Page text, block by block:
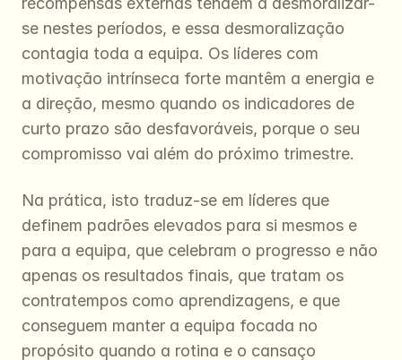
se nestes períodos, e essa desmoralização
contagia toda a equipa. Os líderes com
motivação intrínseca forte mantêm a energia e
a direção, mesmo quando os indicadores de
curto prazo são desfavoráveis, porque o seu
compromisso vai além do próximo trimestre.
Na prática, isto traduz-se em líderes que
definem padrões elevados para si mesmos e
para a equipa, que celebram o progresso e não
apenas os resultados finais, que tratam os
contratempos como aprendizagens, e que
conseguem manter a equipa focada no
propósito quando a rotina e o cansaço